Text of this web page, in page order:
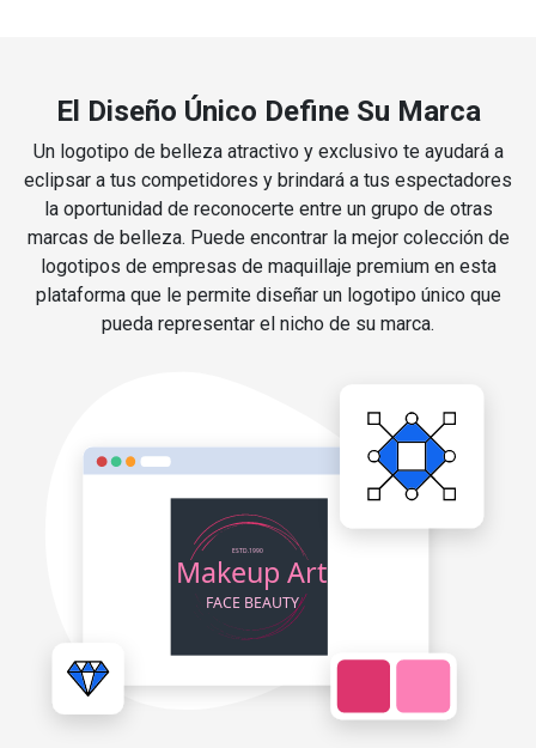
El Diseño Único Define Su Marca
Un logotipo de belleza atractivo y exclusivo te ayudará a
eclipsar a tus competidores y brindará a tus espectadores
la oportunidad de reconocerte entre un grupo de otras
marcas de belleza. Puede encontrar la mejor colección de
logotipos de empresas de maquillaje premium en esta
plataforma que le permite diseñar un logotipo único que
pueda representar el nicho de su marca.